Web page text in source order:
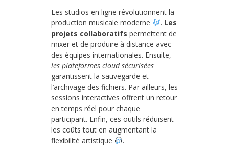
Les studios en ligne révolutionnent la
production musicale moderne
. Les
projets collaboratifs permettent de
mixer et de produire à distance avec
des équipes internationales. Ensuite,
les plateformes cloud sécurisées
garantissent la sauvegarde et
l’archivage des fichiers. Par ailleurs, les
sessions interactives offrent un retour
en temps réel pour chaque
participant. Enfin, ces outils réduisent
les coûts tout en augmentant la
flexibilité artistique
.